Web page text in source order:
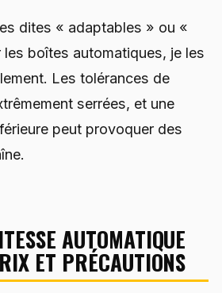
dites « adaptables » ou «
boîtes automatiques, je les
Les tolérances de
serrées, et une
peut provoquer des
AUTOMATIQUE
ET PRÉCAUTIONS